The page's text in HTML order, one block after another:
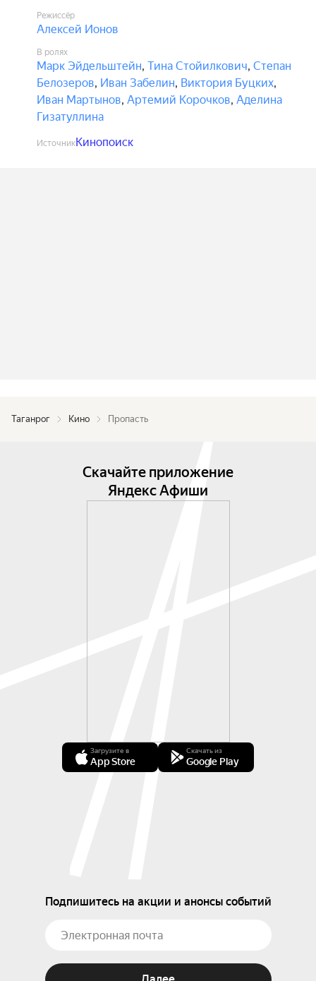
Режиссёр
Алексей Ионов
В ролях
Марк Эйдельштейн, Тина Стойилкович, Степан
Белозеров, Иван Забелин, Виктория Буцких,
Иван Мартынов, Артемий Корочков, Аделина
Гизатуллина
ИсточникКинопоиск
Таганрог Кино Пропасть
Скачайте приложение
Яндекс Афиши
Загрузите в
App Store
Скачать из
Google Play
Подпишитесь на акции и анонсы событий